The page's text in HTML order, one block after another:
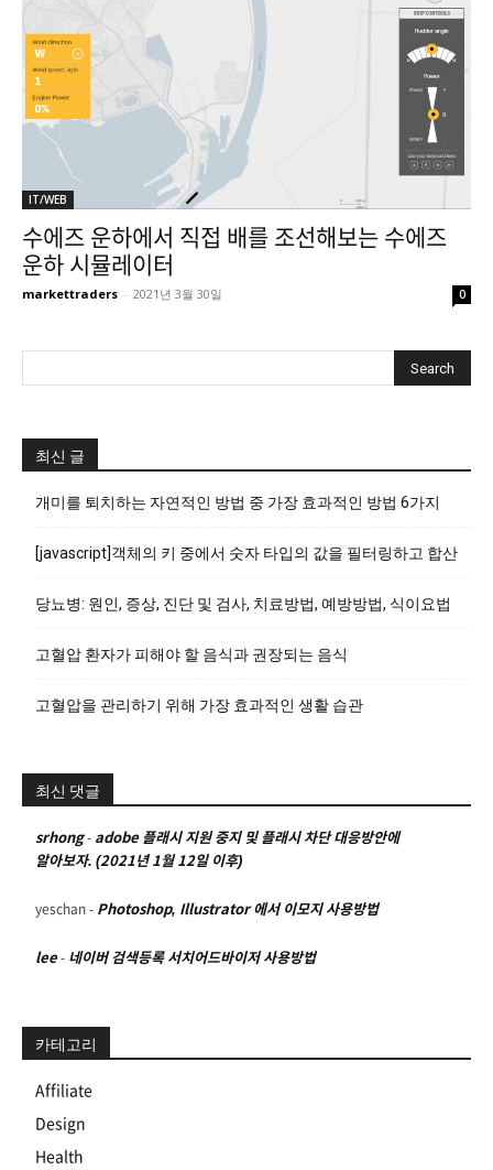
IT/WEB
수에즈 운하에서 직접 배를 조선해보는 수에즈
운하 시뮬레이터
markettraders - 2021년 3월 30일 0
최신 글
개미를 퇴치하는 자연적인 방법 중 가장 효과적인 방법 6가지
[javascript]객체의 키 중에서 숫자 타입의 값을 필터링하고 합산
당뇨병: 원인, 증상, 진단 및 검사, 치료방법, 예방방법, 식이요법
고혈압 환자가 피해야 할 음식과 권장되는 음식
고혈압을 관리하기 위해 가장 효과적인 생활 습관
최신 댓글
srhong- adobe 플래시 지원 중지 및 플래시 차단 대응방안에
알아보자. (2021년 1월 12일 이후)
yeschan - Photoshop, Illustrator 에서 이모지 사용방법
lee - 네이버 검색등록 서치어드바이저 사용방법
카테고리
Affiliate
Design
Health